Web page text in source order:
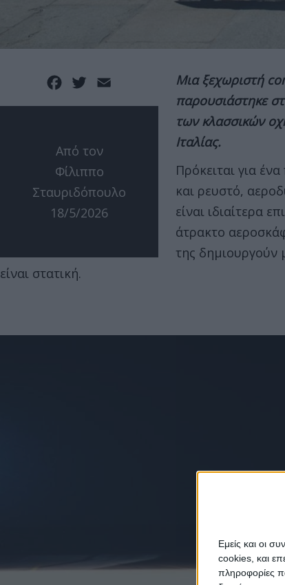
Εμείς και οι
cookies, και
πληροφορίες
Facebook
Twitter
Από τον
Φίλιππο
Σταυριδόπουλο
18/5/2026
Μια ξεχωριστή
παρουσιάστηκε
των κλασσικών
Ιταλίας.
Πρόκειται για
και ρευστό,
είναι ιδιαίτερα
άτρακτο
της δημιουργούν
είναι στατική.